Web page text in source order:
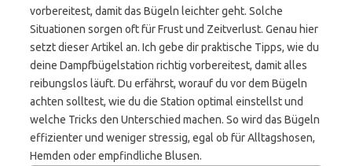
vorbereitest, damit das Bügeln leichter geht. Solche
Situationen sorgen oft für Frust und Zeitverlust. Genau hier
setzt dieser Artikel an. Ich gebe dir praktische Tipps, wie du
deine Dampfbügelstation richtig vorbereitest, damit alles
reibungslos läuft. Du erfährst, worauf du vor dem Bügeln
achten solltest, wie du die Station optimal einstellst und
welche Tricks den Unterschied machen. So wird das Bügeln
effizienter und weniger stressig, egal ob für Alltagshosen,
Hemden oder empfindliche Blusen.